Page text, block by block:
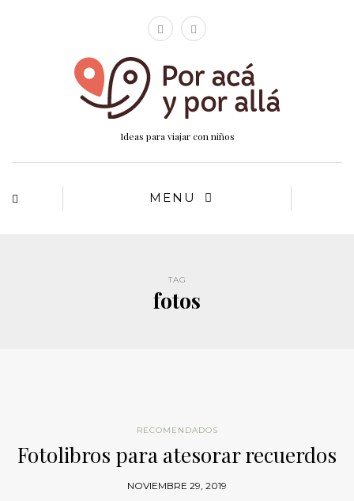
Ideas para viajar con niños
MENU
TAG
fotos
RECOMENDADOS
Fotolibros para atesorar recuerdos
NOVIEMBRE 29, 2019